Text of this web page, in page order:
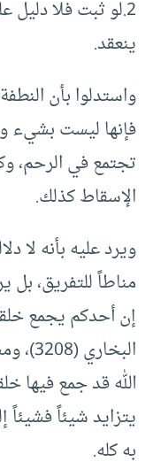
2.لو ثبت فلا دليل
ينعقد.
واستدلوا بأن
فإنها ليست بشيء
تجتمع في الرحم،
الإسقاط كذلك.
ويرد عليه بأنه لا
مناطاً للتفريق،
إن أحدكم يجمع
الله قد جمع فيها
يتزايد شيئاً
به كله.